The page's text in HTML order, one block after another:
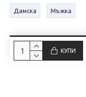
Дамска Мъжка
КУПИ